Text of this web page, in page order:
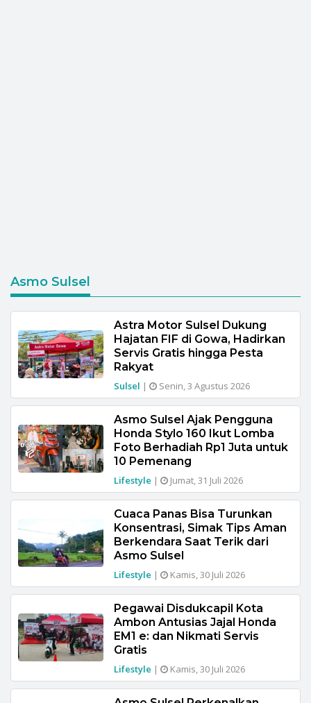
Asmo Sulsel
Astra Motor Sulsel Dukung
Hajatan FIF di Gowa, Hadirkan
Servis Gratis hingga Pesta
Rakyat
Sulsel | Senin, 3 Agustus 2026
Asmo Sulsel Ajak Pengguna
Honda Stylo 160 Ikut Lomba
Foto Berhadiah Rp1 Juta untuk
10 Pemenang
Lifestyle | Jumat, 31 Juli 2026
Cuaca Panas Bisa Turunkan
Konsentrasi, Simak Tips Aman
Berkendara Saat Terik dari
Asmo Sulsel
Lifestyle | Kamis, 30 Juli 2026
Pegawai Disdukcapil Kota
Ambon Antusias Jajal Honda
EM1 e: dan Nikmati Servis
Gratis
Lifestyle | Kamis, 30 Juli 2026